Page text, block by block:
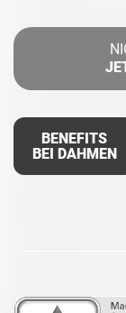
BENEFITS
BEI DAHMEN